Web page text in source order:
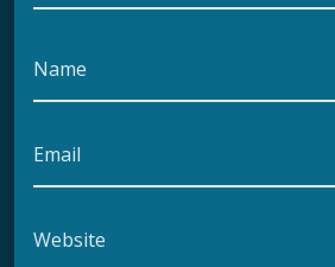
Name
Email
Website